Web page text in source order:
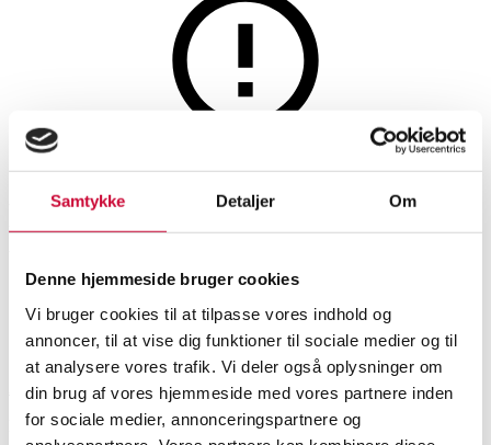
Samtykke Detaljer Om
Denne hjemmeside bruger cookies
Vi bruger cookies til at tilpasse vores indhold og
annoncer, til at vise dig funktioner til sociale medier og til
at analysere vores trafik. Vi deler også oplysninger om
din brug af vores hjemmeside med vores partnere inden
for sociale medier, annonceringspartnere og
Pedestal. Rover TV-Stander,
SHOWROOM
Aarhus
VURDERING
DKK 1.800 6586771
Momsvare